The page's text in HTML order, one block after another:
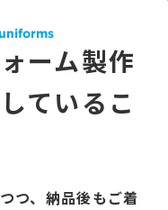
ーム製作
ているこ
つ、納品後もご着